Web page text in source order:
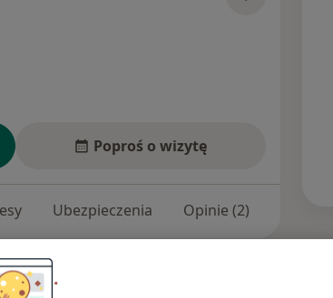
Poproś o wizytę
Ubezpieczenia Opinie (2)